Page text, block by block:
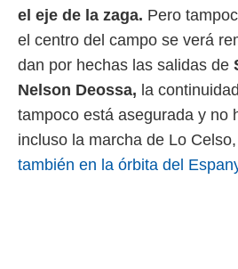
cookies
aceptar
de
sitio
te
que
el eje de la zaga. Pero
el centro del campo se verá
dan por hechas las salidas de
Nelson Deossa, la
tampoco está asegurada y no
incluso la marcha de Lo
también en la órbita del